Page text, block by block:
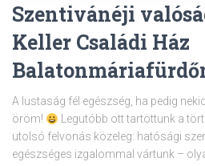
Szentivánéji
Keller Családi Ház
A lustaság fél egészség, ha pedig
öröm!
Legutóbb ott tartottunk a
utolsó felvonás közeleg: hatósági
egészséges izgalommal vártunk –